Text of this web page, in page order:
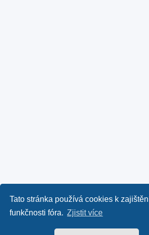
Tato stránka používá cookies k
funkčnosti fóra. Zjistit více